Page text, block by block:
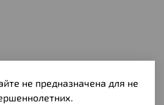
не предназначена для не